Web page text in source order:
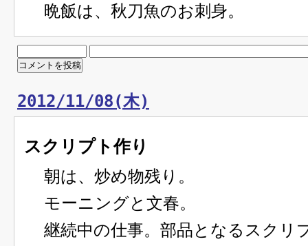
晩飯は、秋刀魚のお刺身。
2012/11/08(木)
スクリプト作り
朝は、炒め物残り。
モーニングと文春。
継続中の仕事。部品となるスクリ